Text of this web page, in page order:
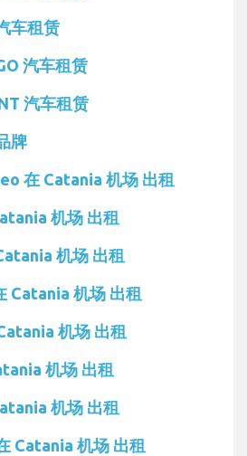
车租赁
汽车租赁
汽车租赁
牌
在 Catania 机场 出租
机场 出租
机场 出租
Catania 机场 出租
机场 出租
机场 出租
机场 出租
Catania 机场 出租